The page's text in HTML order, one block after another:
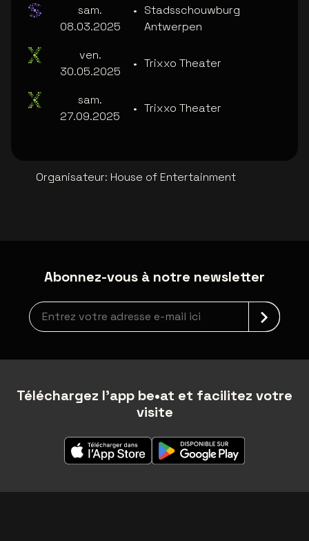
sam.
08.03.2025
• Stadsschouwburg
Antwerpen
ven.
30.05.2025
• Trixxo Theater
sam.
27.09.2025
• Trixxo Theater
Organisateur: House of Entertainment
Abonnez-vous à notre newsletter
Inscription à la newsletter
Téléchargez l'app be•at et facilitez votre
visite